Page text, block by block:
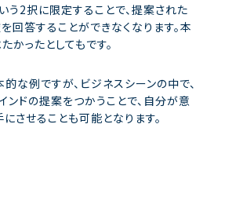
う2択に限定することで、提案された
回答することができなくなります。本
かったとしてもです。
な例ですが、ビジネスシーンの中で、
ンドの提案をつかうことで、自分が意
させることも可能となります。